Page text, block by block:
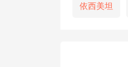
依西美坦